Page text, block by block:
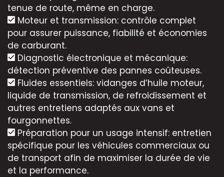
tenue de route, même en charge.
Moteur et transmission: contrôle complet
pour assurer puissance, fiabilité et économies
de carburant.
Diagnostic électronique et mécanique:
détection préventive des pannes coûteuses.
Fluides essentiels: vidanges d’huile moteur,
liquide de transmission, de refroidissement et
autres entretiens adaptés aux vans et
fourgonnettes.
Préparation pour un usage intensif: entretien
spécifique pour les véhicules commerciaux ou
de transport afin de maximiser la durée de vie
et la performance.